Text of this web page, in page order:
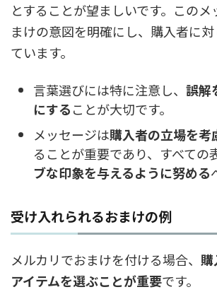
とすることが望ましいです。この
まけの意図を明確にし、購入者に
ています。
言葉選びには特に注意し、 誤解
にすることが大切です。
メッセージは購入者の立場を考
ることが重要であり、すべての
ブな印象を与えるように努める
受け入れられるおまけの例
メルカリでおまけを付ける場合、
アイテムを選ぶことが重要です。